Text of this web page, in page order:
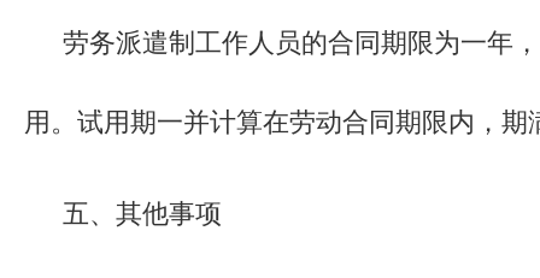
劳务派遣制工作人员的合同期限为一年
用。试用期一并计算在劳动合同期限内，
五、其他事项